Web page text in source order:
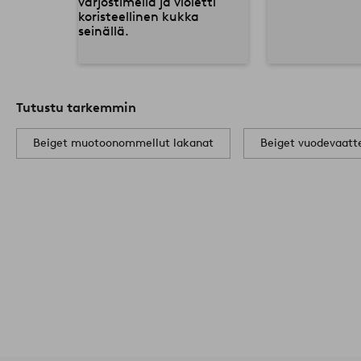
Tutustu tarkemmin
Beiget muotoonommellut lakanat Beiget